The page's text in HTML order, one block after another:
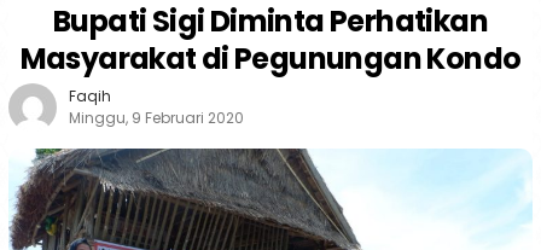
Bupati Sigi Diminta Perhatikan
Masyarakat di Pegunungan Kondo
Faqih
Minggu, 9 Februari 2020